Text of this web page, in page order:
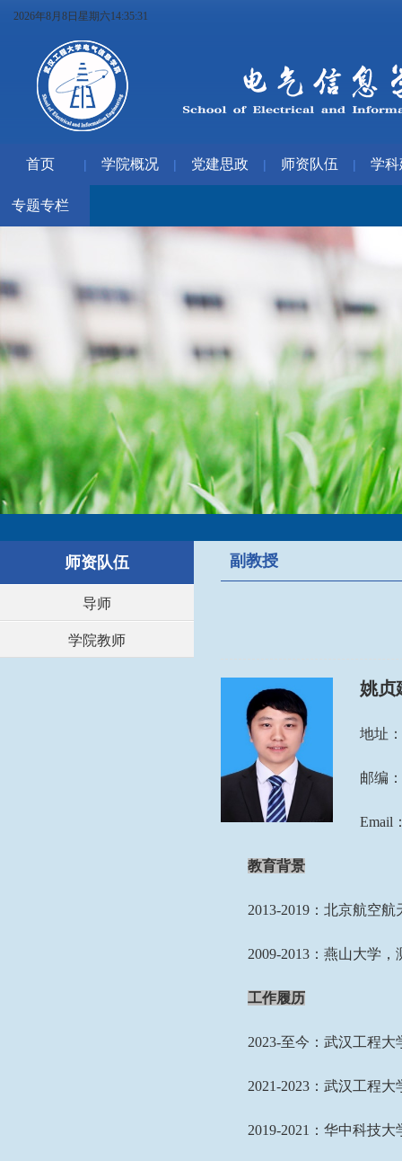
2026年8月8日星期六14:35:32
首页 | 学院概况 | 党建思政 | 师资队伍 | 学
专题专栏
师资队伍
导师
学院教师
副教授
姚贞
地址
邮编：
Email
教育背景
2013-2019 ：北京航空
2009-2013 ：燕山大学
工作履历
2023-至今：武汉工程大
2021-2023 ：武汉工程
2019-2021 ：华中科技